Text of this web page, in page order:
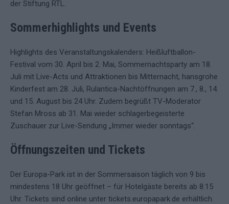
der Stiftung RTL.
Sommerhighlights und Events
Highlights des Veranstaltungskalenders: Heißluftballon-
Festival vom 30. April bis 2. Mai, Sommernachtsparty am 18.
Juli mit Live-Acts und Attraktionen bis Mitternacht, hansgrohe
Kinderfest am 28. Juli, Rulantica-Nachtöffnungen am 7., 8., 14.
und 15. August bis 24 Uhr. Zudem begrüßt TV-Moderator
Stefan Mross ab 31. Mai wieder schlagerbegeisterte
Zuschauer zur Live-Sendung „Immer wieder sonntags“.
Öffnungszeiten und Tickets
Der Europa-Park ist in der Sommersaison täglich von 9 bis
mindestens 18 Uhr geöffnet – für Hotelgäste bereits ab 8:15
Uhr. Tickets sind online unter tickets.europapark.de erhältlich.